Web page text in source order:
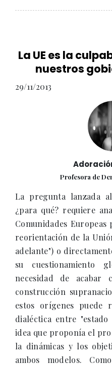
La UE es la
nuestros
29/11/2013
Profesora de
La pregunta lanzada
¿para qué? requiere
Comunidades
reorientación de la
adelante") o
su cuestionamiento
necesidad de acabar
construcción
estos orígenes puede
dialéctica entre
idea que proponía el
la dinámicas y los
ambos modelos.